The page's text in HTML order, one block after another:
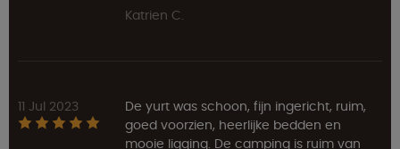
Katrien C.
11 Jul 2023
De yurt was schoon, fijn ingericht, ruim,
goed voorzien, heerlijke bedden en
mooie ligging. De camping is ruim van